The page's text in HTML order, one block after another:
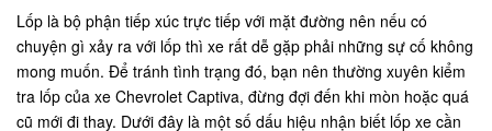
Lốp là bộ phận tiếp xúc trực tiếp với mặt đường nên nếu có
chuyện gì xảy ra với lốp thì xe rất dễ gặp phải những sự cố không
mong muốn. Để tránh tình trạng đó, bạn nên thường xuyên kiểm
tra lốp của xe Chevrolet Captiva, đừng đợi đến khi mòn hoặc quá
cũ mới đi thay. Dưới đây là một số dấu hiệu nhận biết lốp xe cần